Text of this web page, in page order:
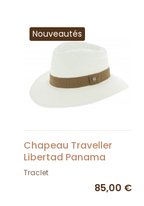
Nouveautés
Chapeau Traveller
Libertad Panama
Blanc / Marron -
Traclet
85,00 €